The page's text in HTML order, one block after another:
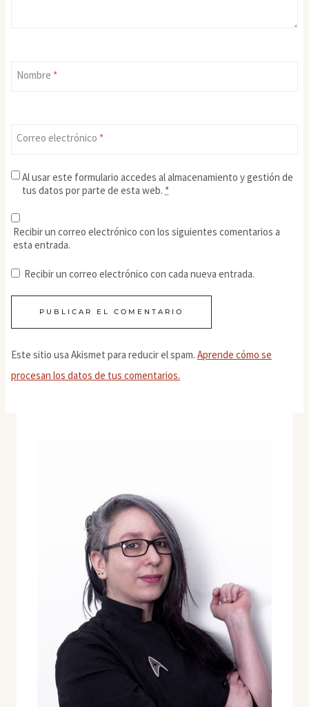
Nombre *
Correo electrónico *
Al usar este formulario accedes al almacenamiento y gestión de
tus datos por parte de esta web. *
Recibir un correo electrónico con los siguientes comentarios a
esta entrada.
Recibir un correo electrónico con cada nueva entrada.
Este sitio usa Akismet para reducir el spam. Aprende cómo se
procesan los datos de tus comentarios.